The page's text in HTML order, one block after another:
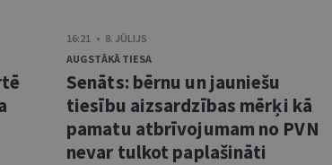
16:21 • 8. JŪLIJS
AUGSTĀKĀ TIESA
Senāts: bērnu un jauniešu
tiesību aizsardzības mērķi kā
pamatu atbrīvojumam no PVN
nevar tulkot paplašināti